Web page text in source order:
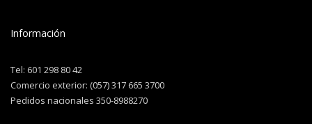
Información
Tel: 601 298 80 42
Comercio exterior: (057) 317 665 3700
Pedidos nacionales 350-8988270